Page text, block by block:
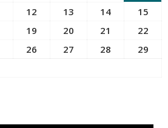
12 13 14
15
19 20 21
22
26 27 28
29